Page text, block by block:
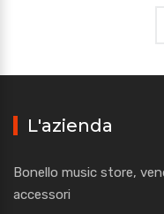
L'azienda
Bonello music store,
accessori